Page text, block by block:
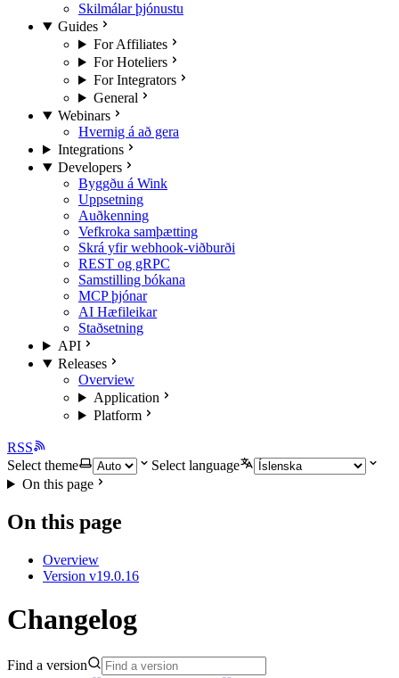
Skilmálar þjónustu
Guides
For Affiliates
For Hoteliers
For Integrators
General
Webinars
Hvernig á að gera
Integrations
Developers
Byggðu á Wink
Uppsetning
Auðkenning
Vefkroka samþætting
Skrá yfir webhook-viðburði
REST og gRPC
Samstilling bókana
MCP þjónar
AI Hæfileikar
Staðsetning
API
Releases
Overview
Application
Platform
RSS
Select theme
Select language
On this page
On this page
Overview
Version v19.0.16
Changelog
Find a version